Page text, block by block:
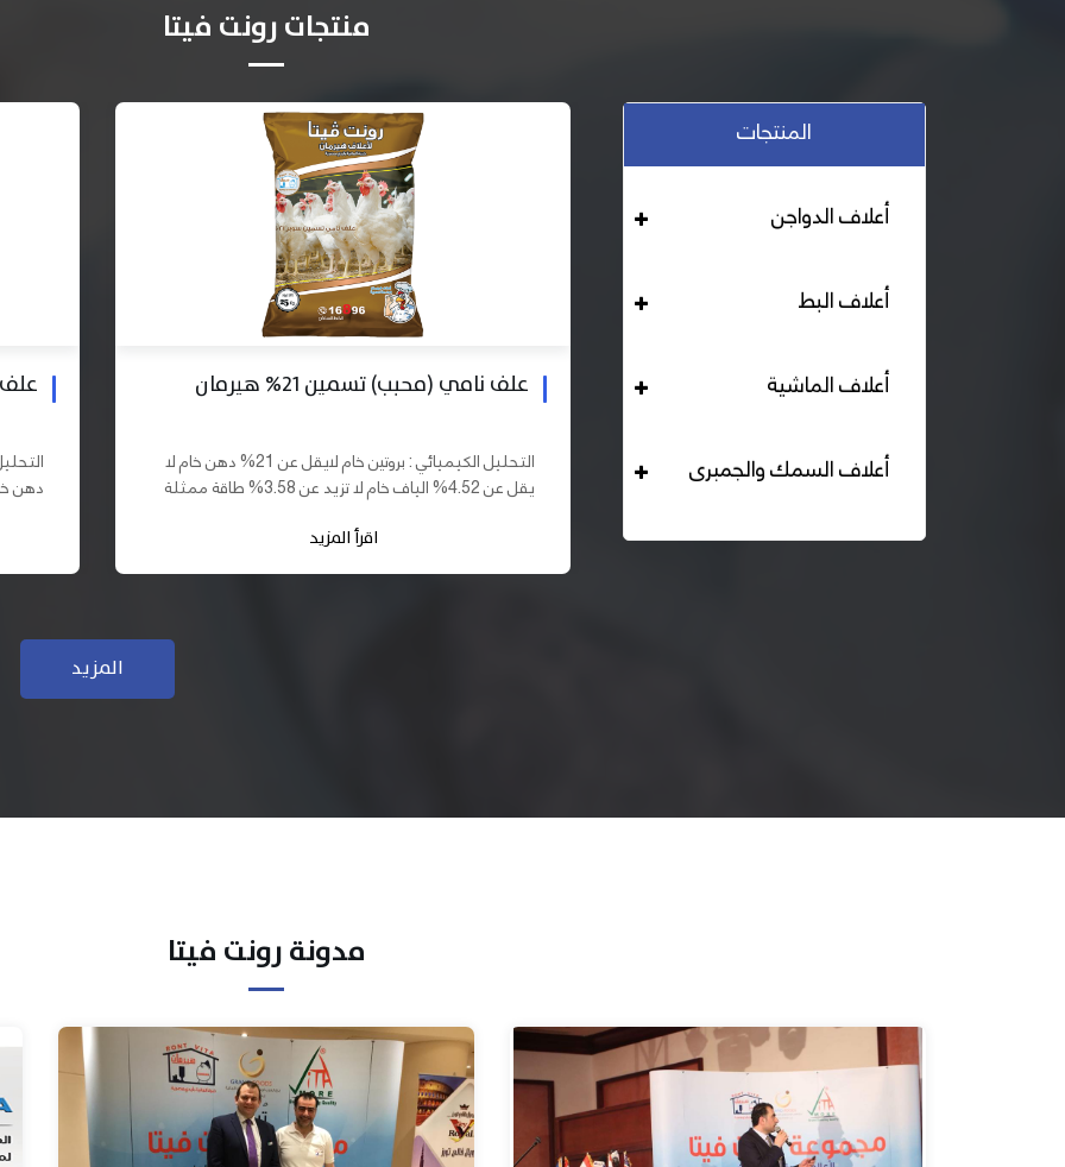
منتجات رونت فيتا
المنتجات
أعلاف الدواجن
أعلاف البط
أعلاف الماشية
أعلاف السمك والجمبرى
علف علف بادي نامي تسمين 19% هيرمان
التحليل الكيميائي : بروتين خام لايقل عن 19% دهن خام لا
يقل عن 10% الياف خام لا تزيد عن 3.70% طاقة ممثلة لا
اقرأ المزيد
علف دواجن بياض محبب 16% هيرمان
التحليل الكيميائي : بروتين خام لايقل عن 16% دهن خام لا
يقل عن 2,84% الياف خام لا تزيد عن 2.24% طاقة ممثلة
اقرأ المزيد
المزيد
مدونة رونت فيتا